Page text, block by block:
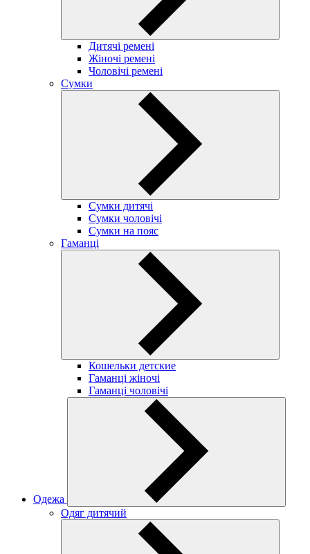
Дитячі ремені
Жіночі ремені
Чоловічі ремені
Сумки
Сумки дитячі
Сумки чоловічі
Сумки на пояс
Гаманці
Кошельки детские
Гаманці жіночі
Гаманці чоловічі
Одежа
Одяг дитячий